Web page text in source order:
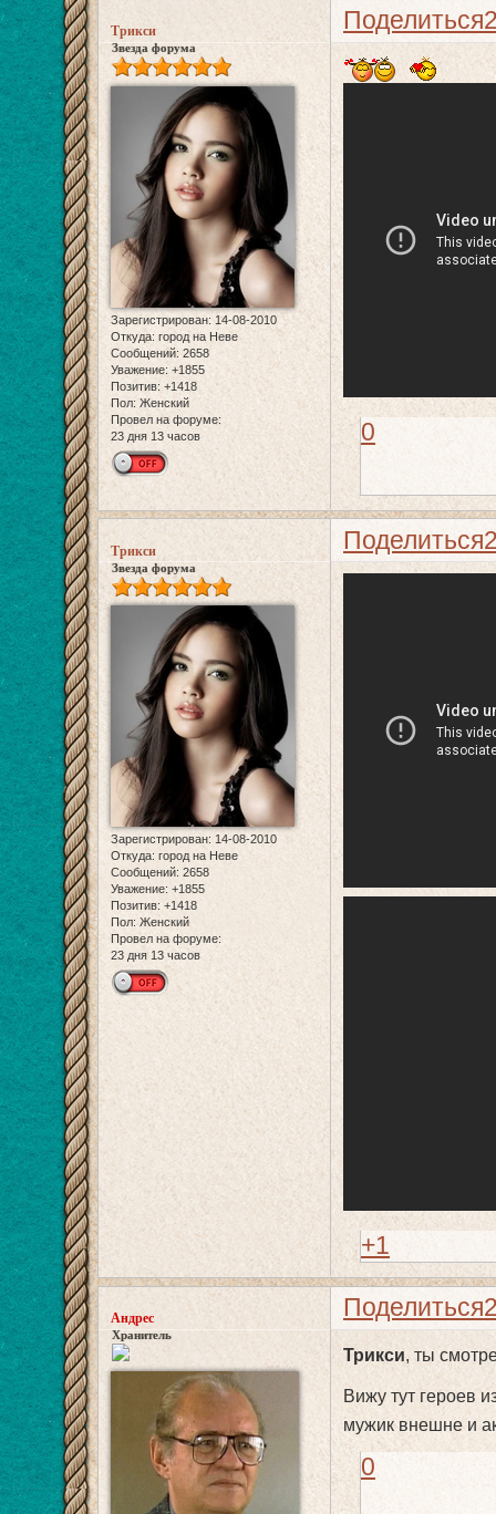
Поделиться
Трикси
Звезда форума
Зарегистрирован: 14-08-2010
Откуда: город на Неве
Сообщений: 2658
Уважение: +1855
Позитив: +1418
Пол: Женский
Провел на форуме:
23 дня 13 часов
0
Поделиться
Трикси
Звезда форума
Зарегистрирован: 14-08-2010
Откуда: город на Неве
Сообщений: 2658
Уважение: +1855
Позитив: +1418
Пол: Женский
Провел на форуме:
23 дня 13 часов
+1
Поделиться
Андрес
Хранитель
Трикси, ты
Вижу тут героев
мужик внешне и
0